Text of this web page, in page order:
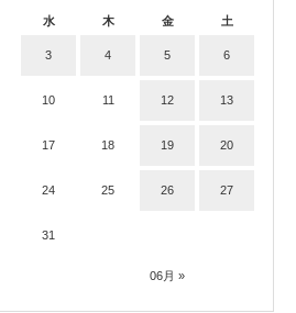
水 木 金 土
06月 »
3 4 5 6
10 11 12 13
17 18 19 20
24 25 26 27
31